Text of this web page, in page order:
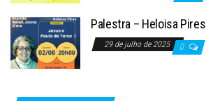
Palestra – Heloisa Pires
29 de julho de 2025 0